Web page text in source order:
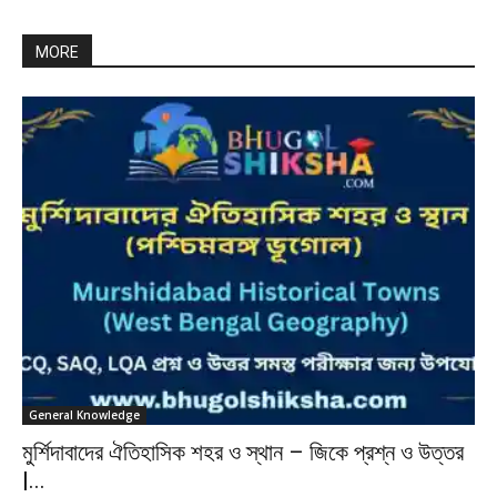
MORE
General Knowledge
মুর্শিদাবাদের ঐতিহাসিক শহর ও স্থান – জিকে প্রশ্ন ও উত্তর
|...